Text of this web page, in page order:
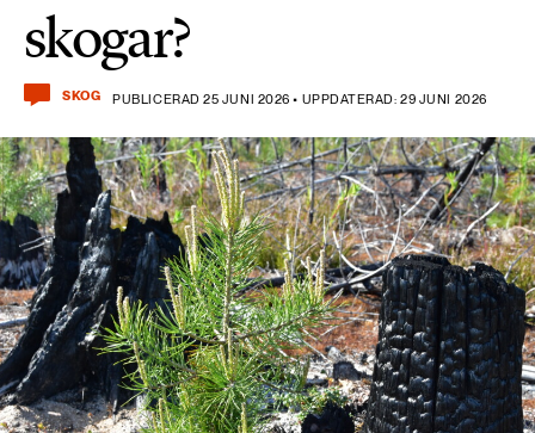
skogar?
SKOG PUBLICERAD 25 JUNI 2026 • UPPDATERAD: 29 JUNI 2026